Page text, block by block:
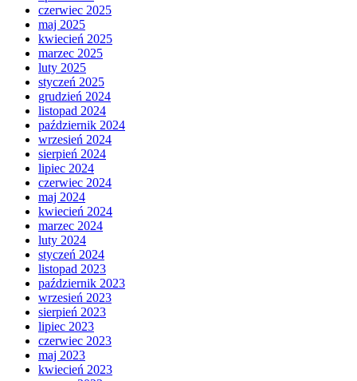
czerwiec 2025
maj 2025
kwiecień 2025
marzec 2025
luty 2025
styczeń 2025
grudzień 2024
listopad 2024
październik 2024
wrzesień 2024
sierpień 2024
lipiec 2024
czerwiec 2024
maj 2024
kwiecień 2024
marzec 2024
luty 2024
styczeń 2024
listopad 2023
październik 2023
wrzesień 2023
sierpień 2023
lipiec 2023
czerwiec 2023
maj 2023
kwiecień 2023